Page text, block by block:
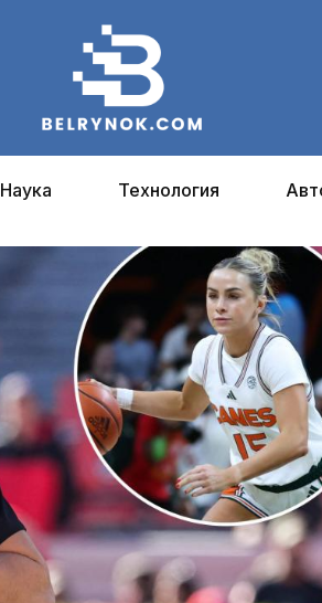
Наука Технология